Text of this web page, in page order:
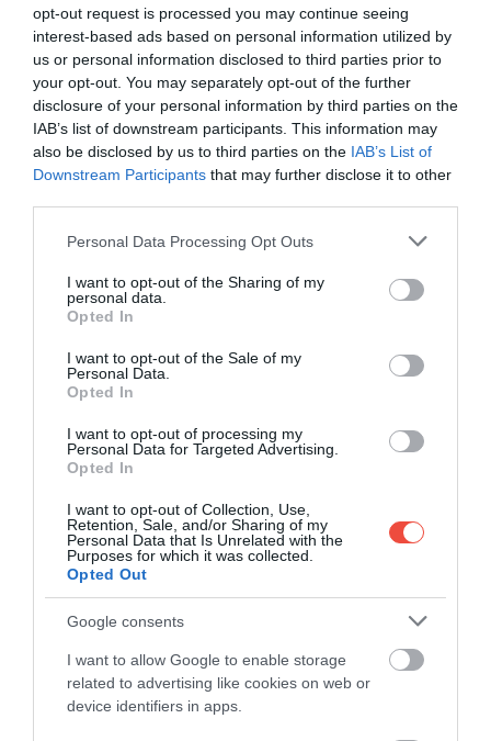
opt-out request is processed you may continue seeing
interest-based ads based on personal information utilized by
us or personal information disclosed to third parties prior to
your opt-out. You may separately opt-out of the further
disclosure of your personal information by third parties on the
IAB’s list of downstream participants. This information may
also be disclosed by us to third parties on the IAB’s List of
Downstream Participants that may further disclose it to other
Please note that this website/app uses one or more Google
not limited to your visit or usage behaviour. You may click to
grant or deny consent to Google and its third-party tags to
use your data for below specified purposes in below Google
consent section.
Personal Data Processing Opt Outs
I want to opt-out of the Sharing of my
personal data.
Opted In
I want to opt-out of the Sale of my
Personal Data.
Opted In
I want to opt-out of processing my
Personal Data for Targeted Advertising.
Opted In
I want to opt-out of Collection, Use,
Retention, Sale, and/or Sharing of my
Personal Data that Is Unrelated with the
Purposes for which it was collected.
Opted Out
Google consents
I want to allow Google to enable storage
related to advertising like cookies on web or
device identifiers in apps.
Ryanair a făcut un anunț important privind
combustibilului
Creșterea costurilor cu combustibilul a pus presiune
pe transportul aerian, iar unele companii au…
CHECK-IN